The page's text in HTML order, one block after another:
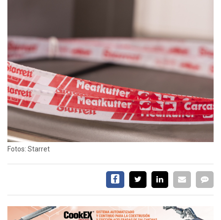
DIRECTORIO
CALENDARIO
MEDIA KIT
SERVICIOS
CONTÁCTENOS
AYUDA
Fotos: Starret